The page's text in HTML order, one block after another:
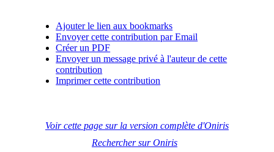
Ajouter le lien aux bookmarks
Envoyer cette contribution par Email
Créer un PDF
Envoyer un message privé à l'auteur de cette
contribution
Imprimer cette contribution
Voir cette page sur la version complète d'Oniris
Rechercher sur Oniris